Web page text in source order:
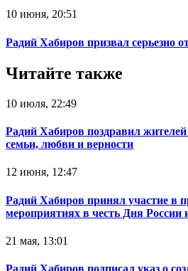
10 июня, 20:51
Радий Хабиров призвал серьезно
Читайте также
10 июля, 22:49
Радий Хабиров поздравил
семьи, любви и верности
12 июня, 12:47
Радий Хабиров принял участие в
мероприятиях в честь Дня
21 мая, 13:01
Радий Хабиров подписал указ о